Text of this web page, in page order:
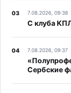
7.08.2026, 09:38
С клуба
7.08.2026, 09:37
Сербские